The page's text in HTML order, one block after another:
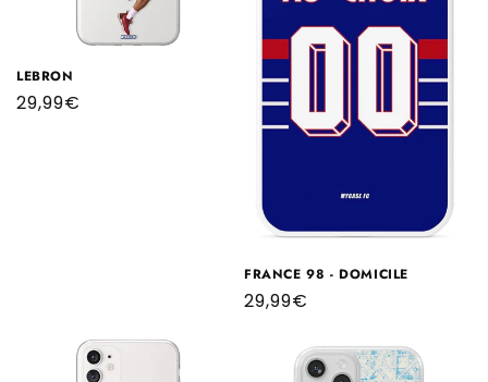
LEBRON
Prix
29,99€
FRANCE 98 - DOMICILE
Prix
29,99€